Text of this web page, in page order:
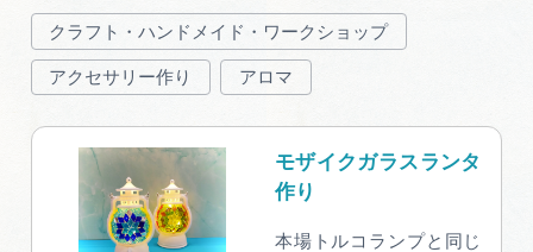
クラフト・ハンドメイド・ワークショップ
アクセサリー作り アロマ
モザイクガラスランタ
作り
本場トルコランプと同じ